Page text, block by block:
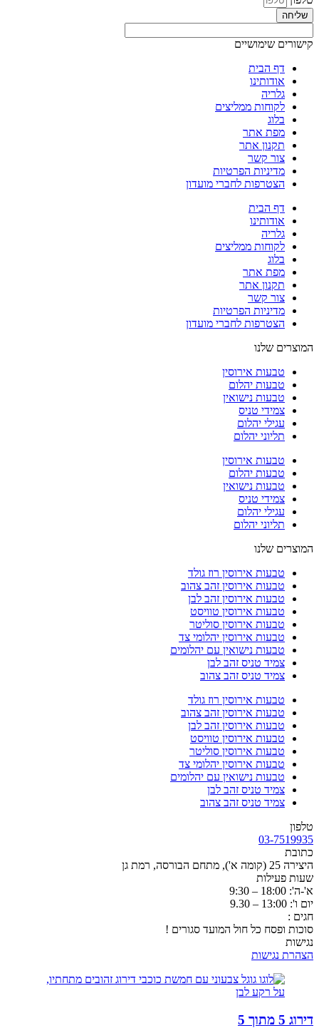
שליחה
קישורים שימושיים
דף הבית
אודותינו
גלריה
לקוחות ממליצים
בלוג
מפת אתר
תקנון אתר
צור קשר
מדיניות הפרטיות
הצטרפות לחברי מועדון
דף הבית
אודותינו
גלריה
לקוחות ממליצים
בלוג
מפת אתר
תקנון אתר
צור קשר
מדיניות הפרטיות
הצטרפות לחברי מועדון
המוצרים שלנו
טבעות אירוסין
טבעות יהלום
טבעות נישואין
צמידי טניס
עגילי יהלום
תליוני יהלום
טבעות אירוסין
טבעות יהלום
טבעות נישואין
צמידי טניס
עגילי יהלום
תליוני יהלום
המוצרים שלנו
טבעות אירוסין רוז גולד
טבעות אירוסין זהב צהוב
טבעות אירוסין זהב לבן
טבעות אירוסין טוויסט
טבעות אירוסין סוליטר
טבעות אירוסין יהלומי צד
טבעות נישואין עם יהלומים
צמיד טניס זהב לבן
צמיד טניס זהב צהוב
טבעות אירוסין רוז גולד
טבעות אירוסין זהב צהוב
טבעות אירוסין זהב לבן
טבעות אירוסין טוויסט
טבעות אירוסין סוליטר
טבעות אירוסין יהלומי צד
טבעות נישואין עם יהלומים
צמיד טניס זהב לבן
צמיד טניס זהב צהוב
טלפון
03-7519935
כתובת
היצירה 25 (קומה א'), מתחם הבורסה, רמת גן
שעות פעילות
א'-ה': 18:00 – 9:30
יום ו': 13:00 – 9.30
חגים :
סוכות ופסח כל חול המועד סגורים !
נגישות
הצהרת נגישות
דירוג 5 מתוך 5